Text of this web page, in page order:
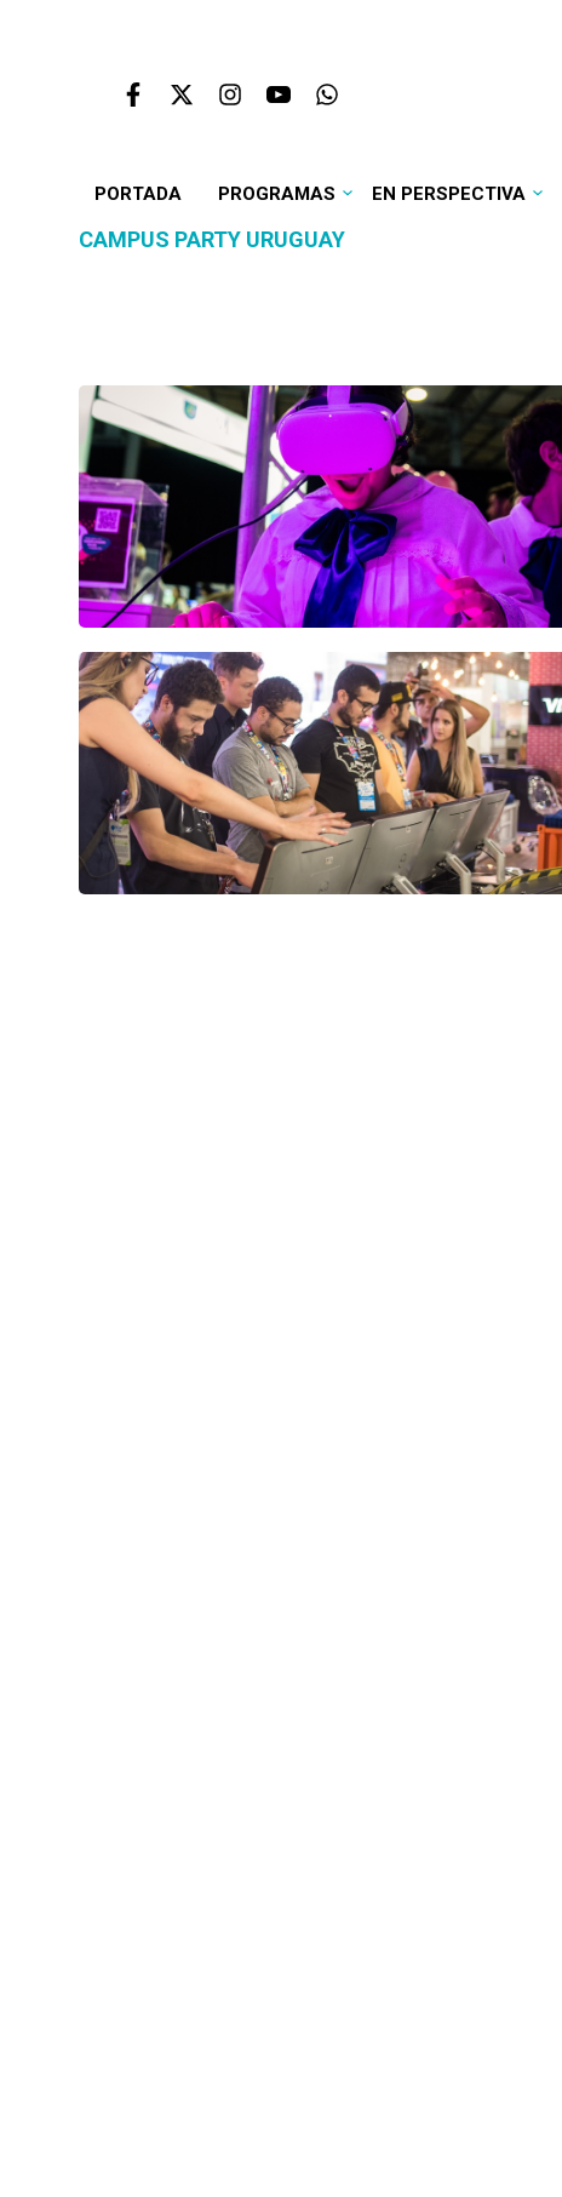
PORTADA PROGRAMAS EN PERSPECTIVA
CAMPUS PARTY URUGUAY